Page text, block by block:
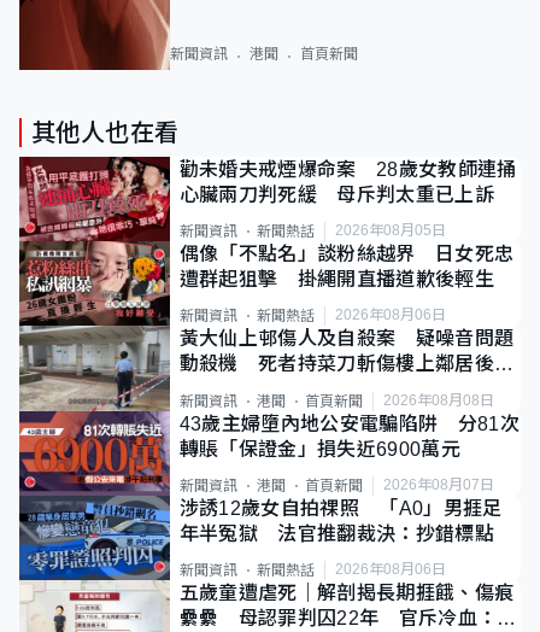
新聞資訊 港聞 首頁新聞
其他人也在看
勸未婚夫戒煙爆命案 28歲女教師連捅
心臟兩刀判死緩 母斥判太重已上訴
新聞資訊 新聞熱話 2026年08月05日
偶像「不點名」談粉絲越界 日女死忠
遭群起狙擊 掛繩開直播道歉後輕生
新聞資訊 新聞熱話 2026年08月06日
黃大仙上邨傷人及自殺案 疑噪音問題
動殺機 死者持菜刀斬傷樓上鄰居後墮
新聞資訊 港聞 首頁新聞 2026年08月08日
43歲主婦墮內地公安電騙陷阱 分81次
轉賬「保證金」損失近6900萬元
新聞資訊 港聞 首頁新聞 2026年08月07日
涉誘12歲女自拍祼照 「A0」男捱足
年半冤獄 法官推翻裁決：抄錯標點
新聞資訊 新聞熱話 2026年08月06日
五歲童遭虐死｜解剖揭長期捱餓、傷痕
纍纍 母認罪判囚22年 官斥冷血：同